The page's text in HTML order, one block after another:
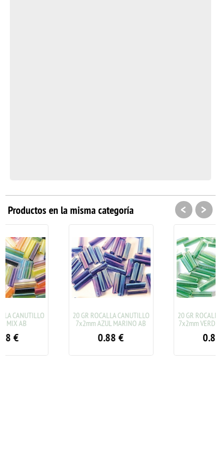
Productos en la misma categoría
20 GR ROCALLA CANUTILLO
7x2mm AZUL MARINO AB
20 GR ROCALLA CANUTILLO
7x2mm VERDE OSCURO AB
< >